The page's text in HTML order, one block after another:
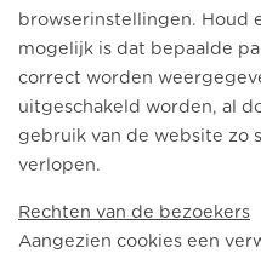
browserinstellingen. Houd
mogelijk is dat bepaalde
correct worden
uitgeschakeld worden, al
gebruik van de website zo
verlopen.
Rechten van de bezoekers
Aangezien cookies een